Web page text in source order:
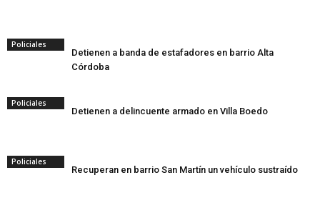
Policiales
Detienen a banda de estafadores en barrio Alta
Córdoba
Policiales
Detienen a delincuente armado en Villa Boedo
Policiales
Recuperan en barrio San Martín un vehículo sustraído